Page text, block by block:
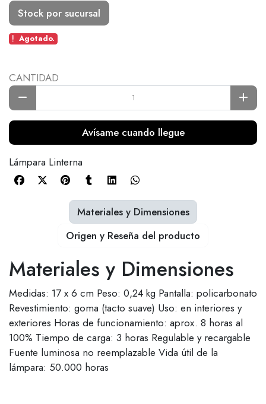
Stock por sucursal
Agotado.
CANTIDAD
Avísame cuando llegue
Lámpara Linterna
Materiales y Dimensiones
Medidas: 17 x 6 cm Peso: 0,24 kg Pantalla: policarbonato
Revestimiento: goma (tacto suave) Uso: en interiores y
exteriores Horas de funcionamiento: aprox. 8 horas al
100% Tiempo de carga: 3 horas Regulable y recargable
Fuente luminosa no reemplazable Vida útil de la
lámpara: 50.000 horas
Materiales y Dimensiones
Origen y Reseña del producto